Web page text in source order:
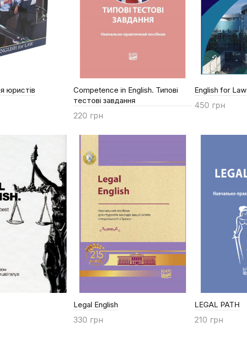
юристів
Competence in English. Типові
тестові завдання
220 грн
English for Law
450 грн
Legal English
330 грн
LEGAL PATH
210 грн